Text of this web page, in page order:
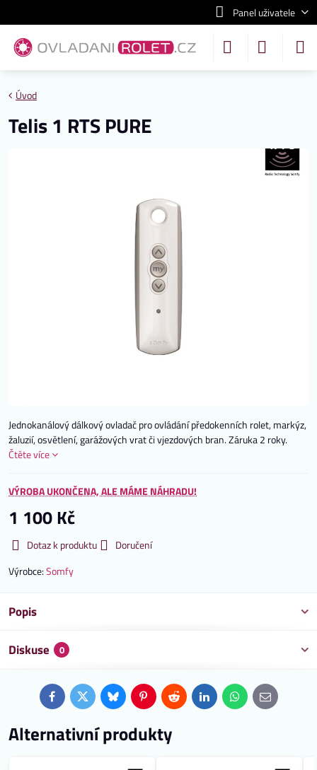
Panel uživatele
Úvod
Telis 1 RTS PURE
Jednokanálový dálkový ovladač pro ovládání předokenních rolet, markýz,
žaluzií, osvětlení, garážových vrat či vjezdových bran. Záruka 2 roky.
Čtěte více
VÝROBA UKONČENA, ALE MÁME NÁHRADU!
1 100 Kč
Dotaz k produktu
Doručení
Výrobce:Somfy
Popis
Diskuse 0
FacebookTwitterBlueskyPinterestReddit LinkedInWhatsApp
E-
mail
Alternativní produkty